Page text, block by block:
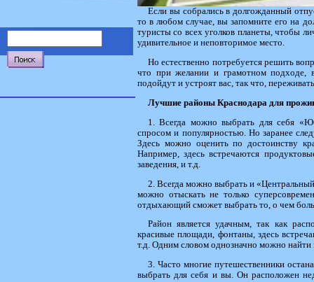
Если вы собрались в долгожданный
то в любом случае, вы запомните его на
туристы со всех уголков планеты, чтобы
удивительное и неповторимое место.
Но естественно потребуется решить
что при желании и грамотном подходе,
подойдут и устроят вас, так что,
Лучшие районы Краснодара для
1. Всегда можно выбрать для себя
спросом и популярностью. Но заранее
Здесь можно оценить по достоинству
Например, здесь встречаются
заведения, и т.д.
2. Всегда можно выбрать и
можно отыскать не только
отдыхающий сможет выбрать то, о чем
Район является удачным, так как
красивые площади, фонтаны, здесь
т.д. Одним словом однозначно можно найти
3. Часто многие путешественники
выбрать для себя и вы. Он расположен